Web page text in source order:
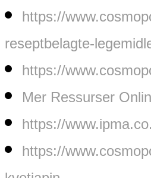
https://
reseptbelagte-
https://
Mer Ressurser
https://
https://